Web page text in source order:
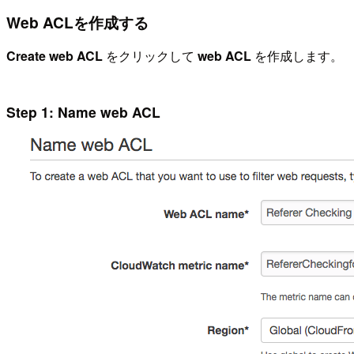
Web ACLを作成する
Create web ACL をクリックして web ACL を作成します。
Step 1: Name web ACL